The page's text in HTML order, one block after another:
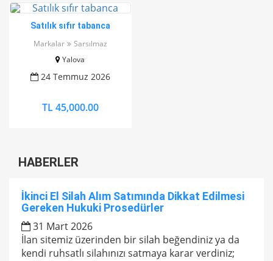
Satılık sıfır tabanca
Markalar
Sarsılmaz
Yalova
24 Temmuz 2026
TL 45,000.00
HABERLER
İkinci El Silah Alım Satımında Dikkat Edilmesi
Gereken Hukuki Prosedürler
31 Mart 2026
İlan sitemiz üzerinden bir silah beğendiniz ya da
kendi ruhsatlı silahınızı satmaya karar verdiniz;